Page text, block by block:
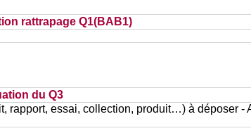
rattrapage Q1(BAB1)
du Q3
rapport, essai, collection, produit…) à déposer -